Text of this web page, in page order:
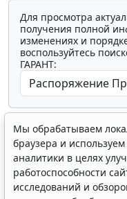
Для просмотра
получения полной
изменениях и
воспользуйтесь
ГАРАНТ:
Мы обрабатываем
браузера и
аналитики в целях
работоспособности
исследований и